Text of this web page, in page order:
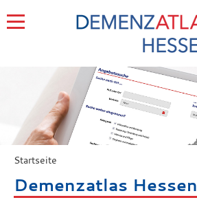
Startseite
Demenzatlas Hessen